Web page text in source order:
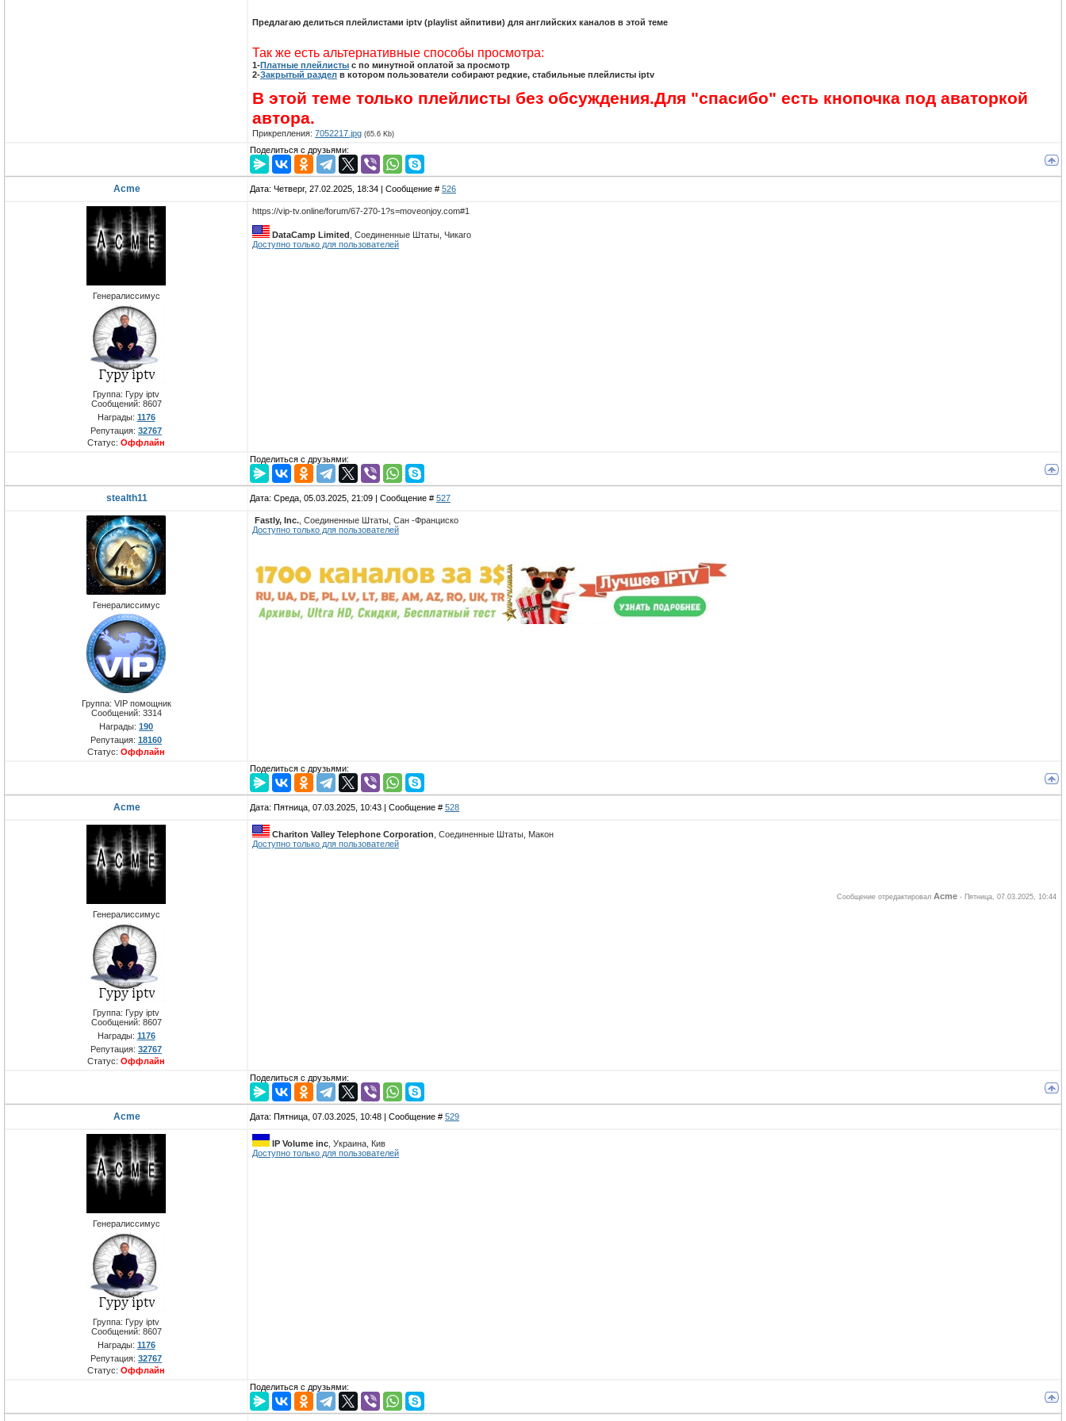
Предлагаю делиться плейлистами iptv (playlist айпитиви) для английских каналов в этой теме
Так же есть альтернативные способы просмотра:
1-Платные плейлисты с по минутной оплатой за просмотр
2-Закрытый раздел в котором пользователи собирают редкие, стабильные плейлисты iptv
В этой теме только плейлисты без обсуждения.Для "спасибо" есть кнопочка под аваторкой
автора.
Прикрепления: 7052217.jpg (65.6 Kb)
Поделиться с друзьями:
Acme Дата: Четверг, 27.02.2025, 18:34 | Сообщение # 526
Генералиссимус
Группа: Гуру iptv
Сообщений: 8607
Награды: 1176
Репутация: 32767
Статус: Оффлайн
https://vip-tv.online/forum/67-270-1?s=moveonjoy.com#1
DataCamp Limited , Соединенные Штаты, Чикаго
Доступно только для пользователей
Поделиться с друзьями:
stealth11 Дата: Среда, 05.03.2025, 21:09 | Сообщение # 527
Генералиссимус
Группа: VIP помощник
Сообщений: 3314
Награды: 190
Репутация: 18160
Статус: Оффлайн
Fastly, Inc. , Соединенные Штаты, Сан -Франциско
Доступно только для пользователей
Поделиться с друзьями:
Acme Дата: Пятница, 07.03.2025, 10:43 | Сообщение # 528
Генералиссимус
Группа: Гуру iptv
Сообщений: 8607
Награды: 1176
Репутация: 32767
Статус: Оффлайн
Chariton Valley Telephone Corporation , Соединенные Штаты, Макон
Доступно только для пользователей
Сообщение отредактировал Acme - Пятница, 07.03.2025, 10:44
Поделиться с друзьями:
Acme Дата: Пятница, 07.03.2025, 10:48 | Сообщение # 529
Генералиссимус
Группа: Гуру iptv
Сообщений: 8607
Награды: 1176
Репутация: 32767
Статус: Оффлайн
IP Volume inc , Украина, Кив
Доступно только для пользователей
Поделиться с друзьями: